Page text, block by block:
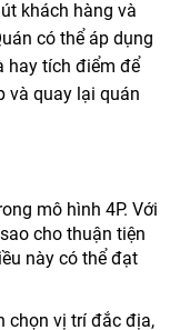
khách hàng và
có thể áp dụng
hay tích điểm để
và quay lại quán
mô hình 4P. Với
cho thuận tiện
này có thể đạt
chọn vị trí đắc địa,